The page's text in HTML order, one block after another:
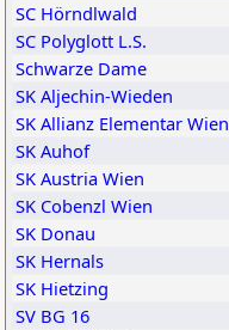
SC Hörndlwald
SC Polyglott L.S.
Schwarze Dame
SK Aljechin-Wieden
SK Allianz Elementar Wien
SK Auhof
SK Austria Wien
SK Cobenzl Wien
SK Donau
SK Hernals
SK Hietzing
SV BG 16